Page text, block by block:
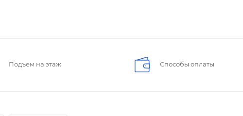
Подъем на этаж Способы оплаты